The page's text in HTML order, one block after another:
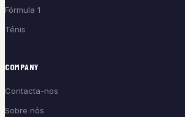
Fórmula 1
Ténis
COMPANY
Contacta-nos
Sobre nós